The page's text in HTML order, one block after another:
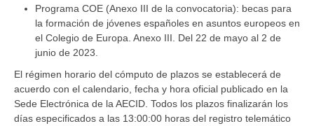
Programa COE (Anexo III de la convocatoria): becas para
la formación de jóvenes españoles en asuntos europeos en
el Colegio de Europa. Anexo III. Del 22 de mayo al 2 de
junio de 2023.
El régimen horario del cómputo de plazos se establecerá de
acuerdo con el calendario, fecha y hora oficial publicado en la
Sede Electrónica de la AECID. Todos los plazos finalizarán los
días especificados a las 13:00:00 horas del registro telemático